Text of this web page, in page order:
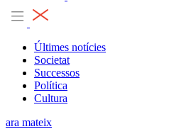
Últimes notícies
Societat
Successos
Política
Cultura
ara mateix